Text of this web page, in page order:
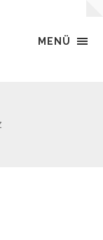
MENÜ